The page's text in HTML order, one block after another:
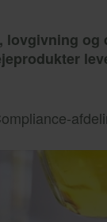
lovgivning og